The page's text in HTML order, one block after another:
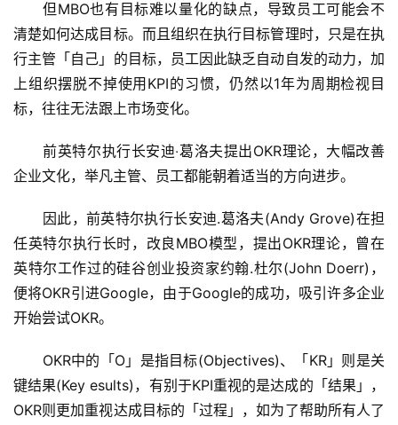
但MBO也有目标难以量化的缺点，导致员工可能会不
清楚如何达成目标。而且组织在执行目标管理时，只是在执
行主管「自己」的目标，员工因此缺乏自动自发的动力，加
上组织摆脱不掉使用KPI的习惯，仍然以1年为周期检视目
标，往往无法跟上市场变化。
前英特尔执行长安迪‧葛洛夫提出OKR理论，大幅改善
企业文化，举凡主管、员工都能朝着适当的方向进步。
因此，前英特尔执行长安迪.葛洛夫(Andy Grove)在担
任英特尔执行长时，改良MBO模型，提出OKR理论，曾在
英特尔工作过的硅谷创业投资家约翰.杜尔(John Doerr)，
便将OKR引进Google，由于Google的成功，吸引许多企业
开始尝试OKR。
OKR中的「O」是指目标(Objectives)、「KR」则是关
键结果(Key esults)，有别于KPI重视的是达成的「结果」，
OKR则更加重视达成目标的「过程」，如为了帮助所有人了